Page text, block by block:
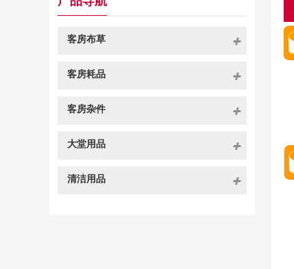
客房布草
客房耗品
客房杂件
大堂用品
清洁用品